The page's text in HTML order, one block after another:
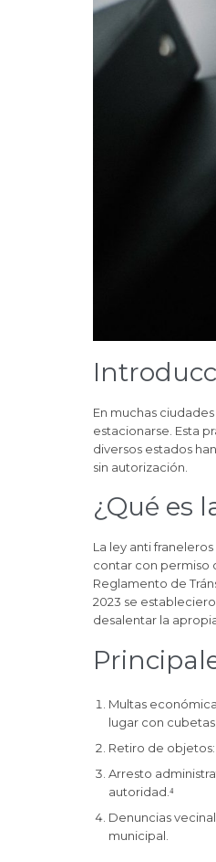
En muchas
estacionarse. Esta
diversos estados
sin autorización.
¿Qué es
La ley anti
contar con permiso
Reglamento de
2023 se
desalentar la
Multas
lugar con
Retiro de
Arresto
autoridad.⁴
Denuncias
municipal.